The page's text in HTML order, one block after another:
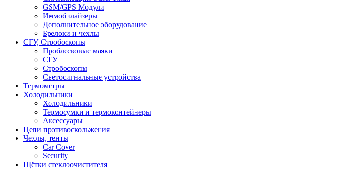
GSM/GPS Модули
Иммобилайзеры
Дополнительное оборудование
Брелоки и чехлы
СГУ, Стробоскопы
Проблесковые маяки
СГУ
Стробоскопы
Светосигнальные устройства
Термометры
Холодильники
Холодильники
Термосумки и термоконтейнеры
Аксессуары
Цепи противоскольжения
Чехлы, тенты
Car Cover
Security
Щётки стеклоочистителя